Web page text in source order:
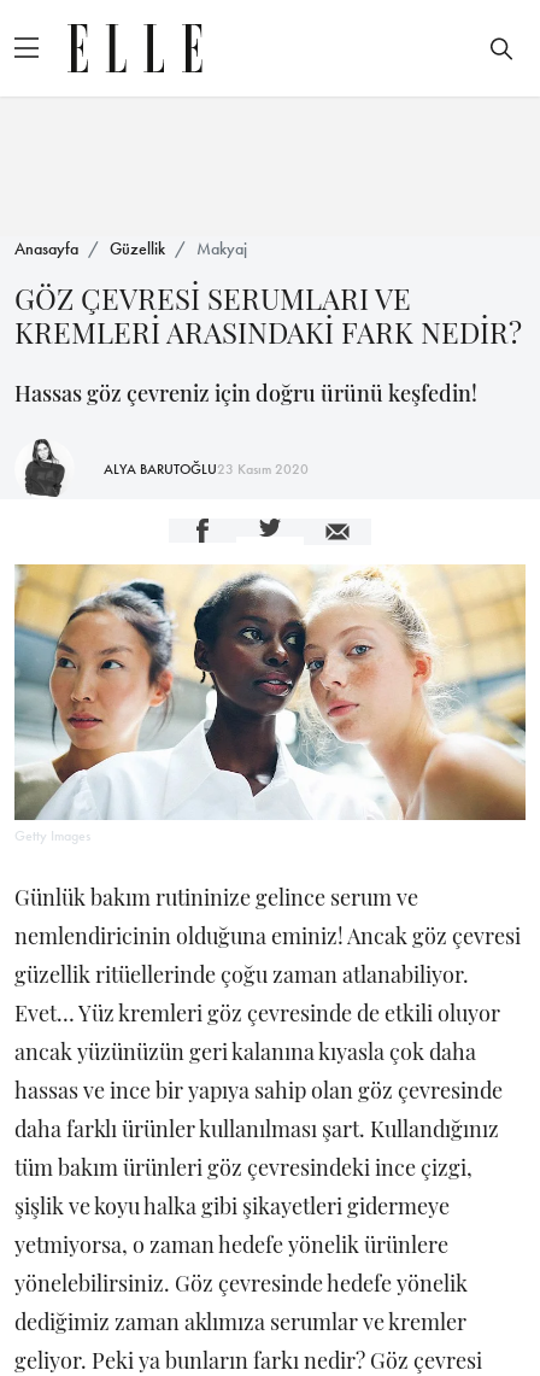
Anasayfa Güzellik Makyaj
GÖZ ÇEVRESİ SERUMLARI VE
KREMLERİ ARASINDAKİ FARK NEDİR?
Hassas göz çevreniz için doğru ürünü keşfedin!
ALYA BARUTOĞLU23 Kasım 2020
Getty Images
Günlük bakım rutininize gelince serum ve
nemlendiricinin olduğuna eminiz! Ancak göz çevresi
güzellik ritüellerinde çoğu zaman atlanabiliyor.
Evet… Yüz kremleri göz çevresinde de etkili oluyor
ancak yüzünüzün geri kalanına kıyasla çok daha
hassas ve ince bir yapıya sahip olan göz çevresinde
daha farklı ürünler kullanılması şart. Kullandığınız
tüm bakım ürünleri göz çevresindeki ince çizgi,
şişlik ve koyu halka gibi şikayetleri gidermeye
yetmiyorsa, o zaman hedefe yönelik ürünlere
yönelebilirsiniz. Göz çevresinde hedefe yönelik
dediğimiz zaman aklımıza serumlar ve kremler
geliyor. Peki ya bunların farkı nedir? Göz çevresi